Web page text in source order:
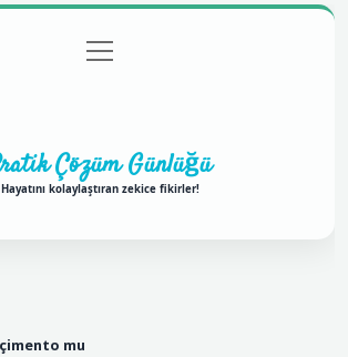
Gizlilik Politikası
menüyü
aç
Çözüm Günlüğü
Hayatını kolaylaştıran zekice fikirler!
çimento mu